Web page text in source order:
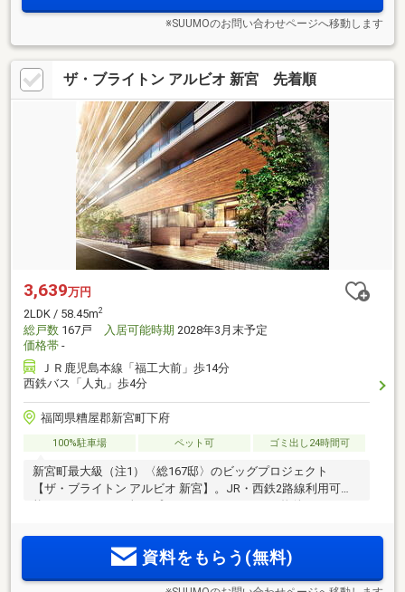
※SUUMOのお問い合わせページへ移動します
ザ・ブライトン アルビオ 新宮 先着順
3,639万円
2LDK / 58.45m2
総戸数 167戸 入居可能時期 2028年3月末予定
価格帯 -
ＪＲ鹿児島本線「福工大前」歩14分
西鉄バス「人丸」歩4分
福岡県糟屋郡新宮町下府
100%駐車場 ペット可 ゴミ出し24時間可
新宮町最大級（注1）〈総167邸〉のビッグプロジェクト
【ザ・ブライトン アルビオ 新宮】。JR・西鉄2路線利用可
資料をもらう(無料)